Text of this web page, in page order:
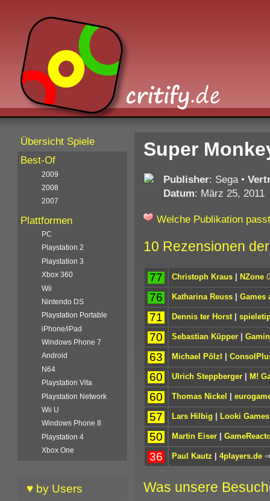
Super
Publisher: Sega•
Datum: März 25, 2011
Welche Publikation
10 Rezensionen
77 Christoph Kraus| NZone
76 Katharina Reuss| Games
71 Dennis ter Horst|
70 Sebastian Küpper|
63 Michael Pölzl |
60 Ulrich Steppberger| M!
60 Thomas Nickel |
57 Lars Hilbig | Looki Games
50 Martin Eiser|
36 Paul Kautz | 4players.de
Was unsere
Übersicht Spiele
Best-Of
2009
2008
2007
Plattformen
PC
Playstation 2
Playstation 3
Xbox 360
Wii
Nintendo DS
Playstation Portable
iPhone/iPad
Windows Phone 7
Android
N64
Playstation Vita
Playstation Network
Wii U
Windows Phone 8
Playstation 4
Xbox One
♥ by Users